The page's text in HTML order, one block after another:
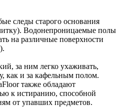
следы старого основания
Водонепроницаемые полы
на различные поверхности
за ним легко ухаживать,
как и за кафельным полом.
также обладают
к истиранию, способной
от упавших предметов.